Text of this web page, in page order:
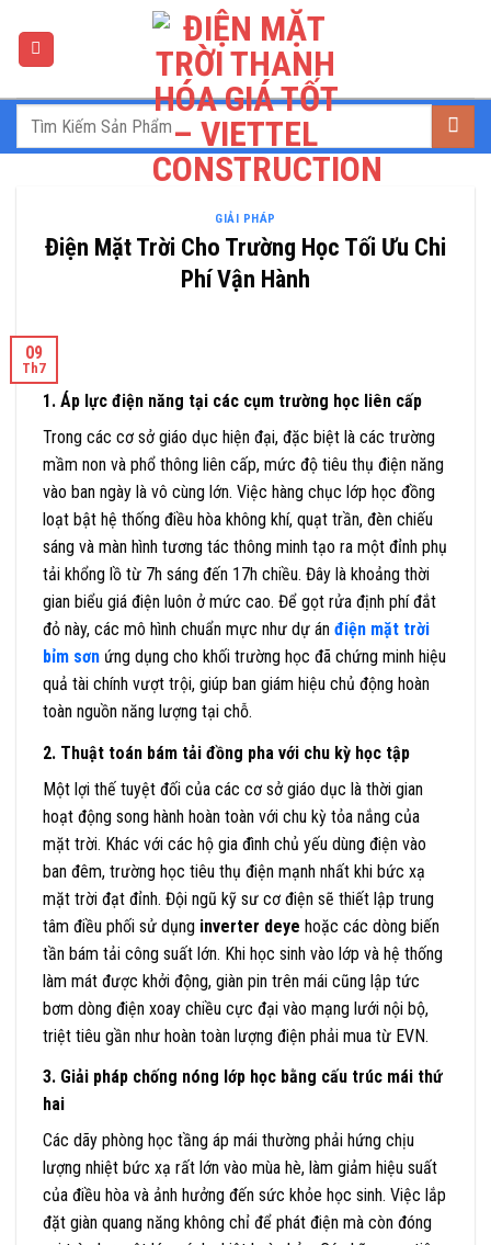
content
GIẢI PHÁP
Điện Mặt Trời Cho Trường Học Tối Ưu Chi
Phí Vận Hành
09
Th7
1. Áp lực điện năng tại các cụm trường học liên cấp
Trong các cơ sở giáo dục hiện đại, đặc biệt là các trường
mầm non và phổ thông liên cấp, mức độ tiêu thụ điện năng
vào ban ngày là vô cùng lớn. Việc hàng chục lớp học đồng
loạt bật hệ thống điều hòa không khí, quạt trần, đèn chiếu
sáng và màn hình tương tác thông minh tạo ra một đỉnh phụ
tải khổng lồ từ 7h sáng đến 17h chiều. Đây là khoảng thời
gian biểu giá điện luôn ở mức cao. Để gọt rửa định phí đắt
đỏ này, các mô hình chuẩn mực như dự án điện mặt trời
bỉm sơn ứng dụng cho khối trường học đã chứng minh hiệu
quả tài chính vượt trội, giúp ban giám hiệu chủ động hoàn
toàn nguồn năng lượng tại chỗ.
2. Thuật toán bám tải đồng pha với chu kỳ học tập
Một lợi thế tuyệt đối của các cơ sở giáo dục là thời gian
hoạt động song hành hoàn toàn với chu kỳ tỏa nắng của
mặt trời. Khác với các hộ gia đình chủ yếu dùng điện vào
ban đêm, trường học tiêu thụ điện mạnh nhất khi bức xạ
mặt trời đạt đỉnh. Đội ngũ kỹ sư cơ điện sẽ thiết lập trung
tâm điều phối sử dụng inverter deye hoặc các dòng biến
tần bám tải công suất lớn. Khi học sinh vào lớp và hệ thống
làm mát được khởi động, giàn pin trên mái cũng lập tức
bơm dòng điện xoay chiều cực đại vào mạng lưới nội bộ,
triệt tiêu gần như hoàn toàn lượng điện phải mua từ EVN.
3. Giải pháp chống nóng lớp học bằng cấu trúc mái thứ
hai
Các dãy phòng học tầng áp mái thường phải hứng chịu
lượng nhiệt bức xạ rất lớn vào mùa hè, làm giảm hiệu suất
của điều hòa và ảnh hưởng đến sức khỏe học sinh. Việc lắp
đặt giàn quang năng không chỉ để phát điện mà còn đóng